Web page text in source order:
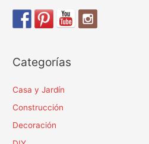
Categorías
Casa y Jardín
Construcción
Decoración